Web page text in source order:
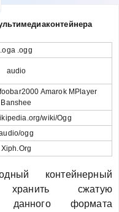
.oga .ogg
audio
Amarok MPlayer
Banshee
wiki/Ogg
ogg
Xiph.Org
контейнерный
хранить сжатую
данного формата